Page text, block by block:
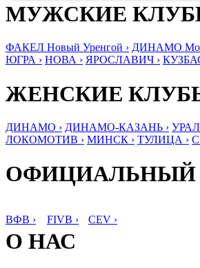
МУЖСКИЕ
ФАКЕЛ Новый Уренгой › ДИНАМО
ЮГРА › НОВА › ЯРОСЛАВИЧ ›
ЖЕНСКИЕ
ДИНАМО › ДИНАМО-КАЗАНЬ ›
ЛОКОМОТИВ › МИНСК › ТУЛИЦА ›
ОФИЦИАЛЬНЫЙ
ВФВ › FIVB › CEV ›
О НАС